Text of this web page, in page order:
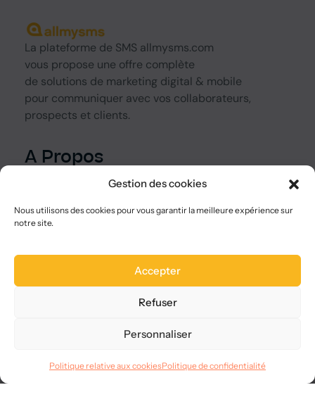
Gestion des cookies
Nous utilisons des cookies pour vous garantir la meilleure expérience sur
notre site.
Accepter
Refuser
Personnaliser
Politique relative aux cookiesPolitique de confidentialité
La plateforme de SMS allmysms.com
vous propose une offre complète
de solutions de marketing digital & mobile
pour communiquer avec vos collaborateurs,
prospects et clients.
A Propos
Plan du site
FAQ
Legal
Langues